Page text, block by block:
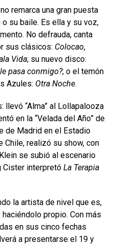
remarca una gran puesta
su baile. Es ella y su voz,
No defrauda, canta
sus clásicos: Colocao,
Vida; su nuevo disco:
pasa conmigo?; o el temón
Azules: Otra Noche.
llevó “Alma” al Lollapalooza
en la “Velada del Año” de
de Madrid en el Estadio
Chile, realizó su show, con
se subió al escenario
Cister interpretó La Terapia
la artista de nivel que es,
propio. Con más
en sus cinco fechas
a presentarse el 19 y